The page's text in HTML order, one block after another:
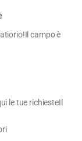
campo è
le tue richiesteIl